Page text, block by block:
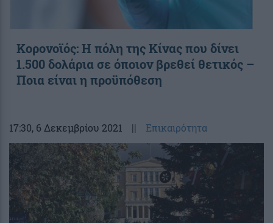
Κορονοϊός: Η πόλη της Κίνας που δίνει
1.500 δολάρια σε όποιον βρεθεί θετικός –
Ποια είναι η προϋπόθεση
17:30, 6 Δεκεμβρίου 2021 || Επικαιρότητα